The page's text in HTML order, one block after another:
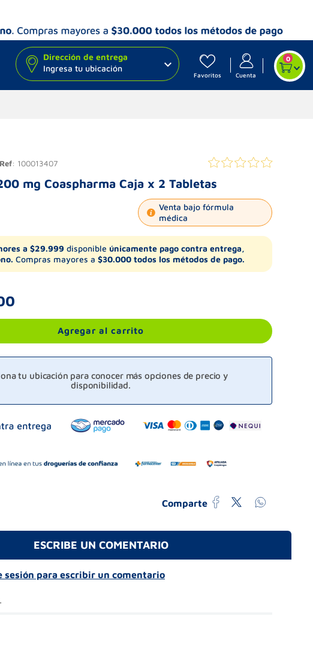
Dirección de entrega
Ingresa tu ubicación
Favoritos Cuenta
0
Ref: 100013407
mg Coaspharma Caja x 2 Tabletas
Venta bajo fórmula
médica
a $29.999 disponible únicamente pago contra entrega,
Compras mayores a $30.000 todos los métodos de pago.
Agregar al carrito
tu ubicación para conocer más opciones de precio y
disponibilidad.
Comparte
ESCRIBE UN COMENTARIO
sesión para escribir un comentario